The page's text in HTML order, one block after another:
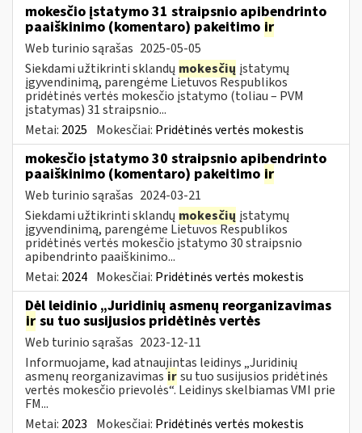
mokesčio įstatymo 31 straipsnio apibendrinto
paaiškinimo (komentaro) pakeitimo ir
Web turinio sąrašas 2025-05-05
Siekdami užtikrinti sklandų mokesčių įstatymų
įgyvendinimą, parengėme Lietuvos Respublikos
pridėtinės vertės mokesčio įstatymo (toliau – PVM
įstatymas) 31 straipsnio...
Metai: 2025 Mokesčiai: Pridėtinės vertės mokestis
mokesčio įstatymo 30 straipsnio apibendrinto
paaiškinimo (komentaro) pakeitimo ir
Web turinio sąrašas 2024-03-21
Siekdami užtikrinti sklandų mokesčių įstatymų
įgyvendinimą, parengėme Lietuvos Respublikos
pridėtinės vertės mokesčio įstatymo 30 straipsnio
apibendrinto paaiškinimo...
Metai: 2024 Mokesčiai: Pridėtinės vertės mokestis
Dėl leidinio „Juridinių asmenų reorganizavimas
ir su tuo susijusios pridėtinės vertės
Web turinio sąrašas 2023-12-11
Informuojame, kad atnaujintas leidinys „Juridinių
asmenų reorganizavimas irsu tuo susijusios pridėtinės
vertės mokesčio prievolės“. Leidinys skelbiamas VMI prie
FM...
Metai: 2023 Mokesčiai: Pridėtinės vertės mokestis